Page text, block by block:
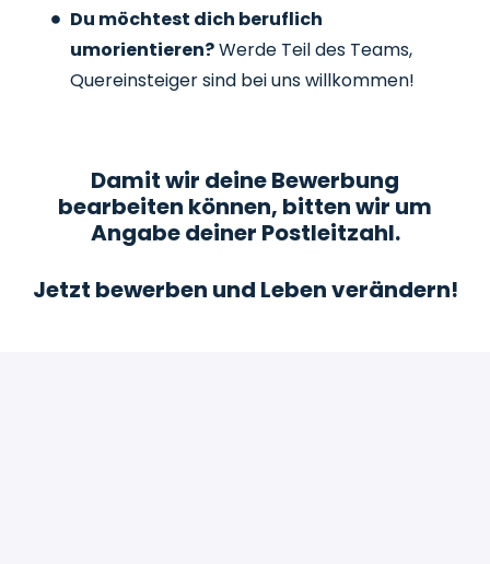
Du möchtest dich beruflich
umorientieren?Werde Teil des Teams,
Quereinsteiger sind bei uns willkommen!
Damit wir deine Bewerbung
bearbeiten können, bitten wir um
Angabe deiner Postleitzahl.
Jetzt bewerben und Leben verändern!